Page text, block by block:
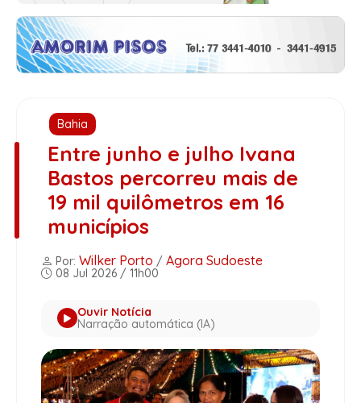
Bahia
Entre junho e julho Ivana
Bastos percorreu mais de
19 mil quilômetros em 16
municípios
Por: Wilker Porto / Agora Sudoeste
08 Jul 2026 / 11h00
Ouvir Notícia
Narração automática (IA)